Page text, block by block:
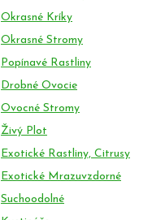
Okrasné Kríky
Okrasné Stromy
Popínavé Rastliny
Drobné Ovocie
Ovocné Stromy
Živý Plot
Exotické Rastliny, Citrusy
Exotické Mrazuvzdorné
Suchoodolné